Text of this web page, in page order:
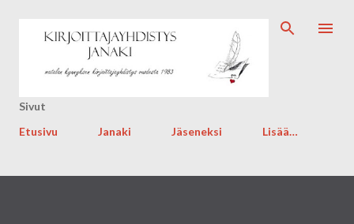
Sivut
Etusivu
Janaki Jäseneksi Lisää…